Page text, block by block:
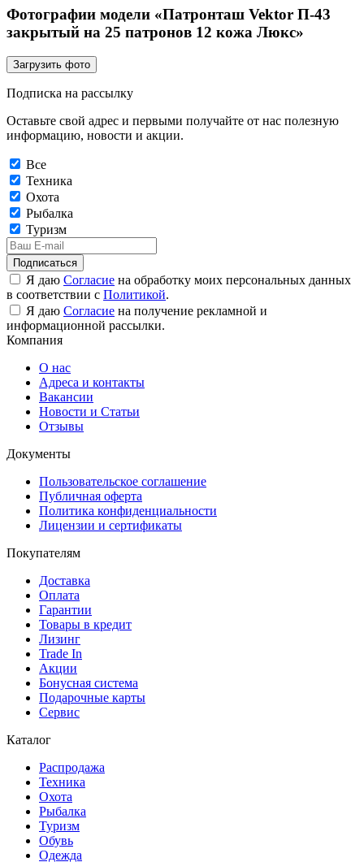
Фотографии модели «Патронташ Vektor П-43
закрытый на 25 патронов 12 кожа Люкс»
Загрузить фото
Подписка на рассылку
Оставьте свой адрес и первыми получайте от нас полезную
информацию, новости и акции.
Все
Техника
Охота
Рыбалка
Туризм
Подписаться
Я даю Согласие на обработку моих персональных данных
в соответствии с Политикой.
Я даю Согласие на получение рекламной и
информационной рассылки.
Компания
О нас
Адреса и контакты
Вакансии
Новости и Статьи
Отзывы
Документы
Пользовательское соглашение
Публичная оферта
Политика конфиденциальности
Лицензии и сертификаты
Покупателям
Доставка
Оплата
Гарантии
Товары в кредит
Лизинг
Trade In
Акции
Бонусная система
Подарочные карты
Сервис
Каталог
Распродажа
Техника
Охота
Рыбалка
Туризм
Обувь
Одежда